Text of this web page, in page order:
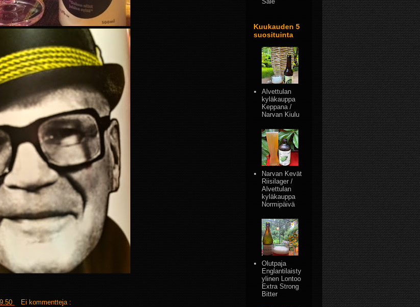
Ei kommentteja :
Kuukauden 5
suosituinta
Alvettulan
kyläkauppa
Keppana /
Narvan Kiulu
Narvan Kevät
Riisilager /
Alvettulan
kyläkauppa
Normipäivä
Olutpaja
Englantilaisty
ylinen Lontoo
Extra Strong
Bitter